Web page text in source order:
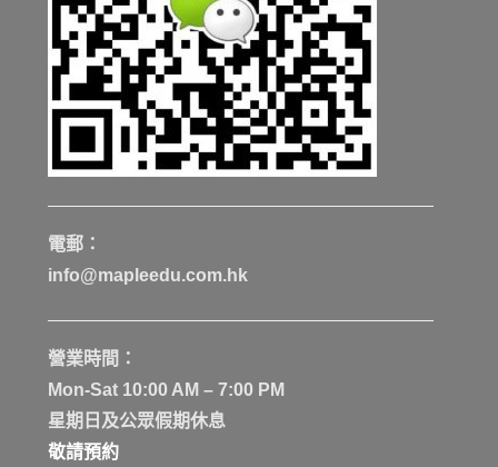
電郵：
info@mapleedu.com.hk
營業時間：
Mon-Sat 10:00 AM – 7:00 PM
星期日及公眾假期休息
敬請預約